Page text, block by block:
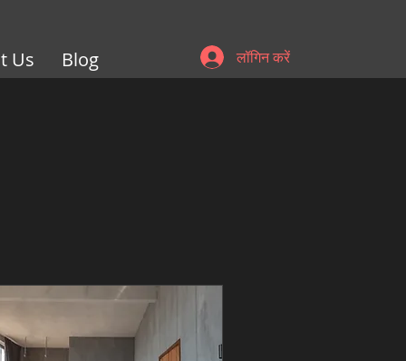
Us Blog लॉगिन करें